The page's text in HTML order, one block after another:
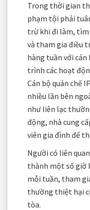
Trong thời gian
phạm tội phải
trừ khi đi làm, tìm
và tham gia điều
hàng tuần với cán
trình các hoạt
Cán bộ quản chế
nhiều lần bên
như liên lạc
động, nhà cung
viên gia đình để
Người có liên
thành một số giờ
mỗi tuần, tham
thường thiệt hại
tòa.